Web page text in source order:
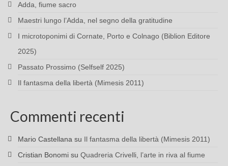
Adda, fiume sacro
Maestri lungo l’Adda, nel segno della gratitudine
I microtoponimi di Cornate, Porto e Colnago (Biblion Editore
2025)
Passato Prossimo (Selfself 2025)
Il fantasma della libertà (Mimesis 2011)
Commenti recenti
Mario Castellana su Il fantasma della libertà (Mimesis 2011)
Cristian Bonomi su Quadreria Crivelli, l’arte in riva al fiume